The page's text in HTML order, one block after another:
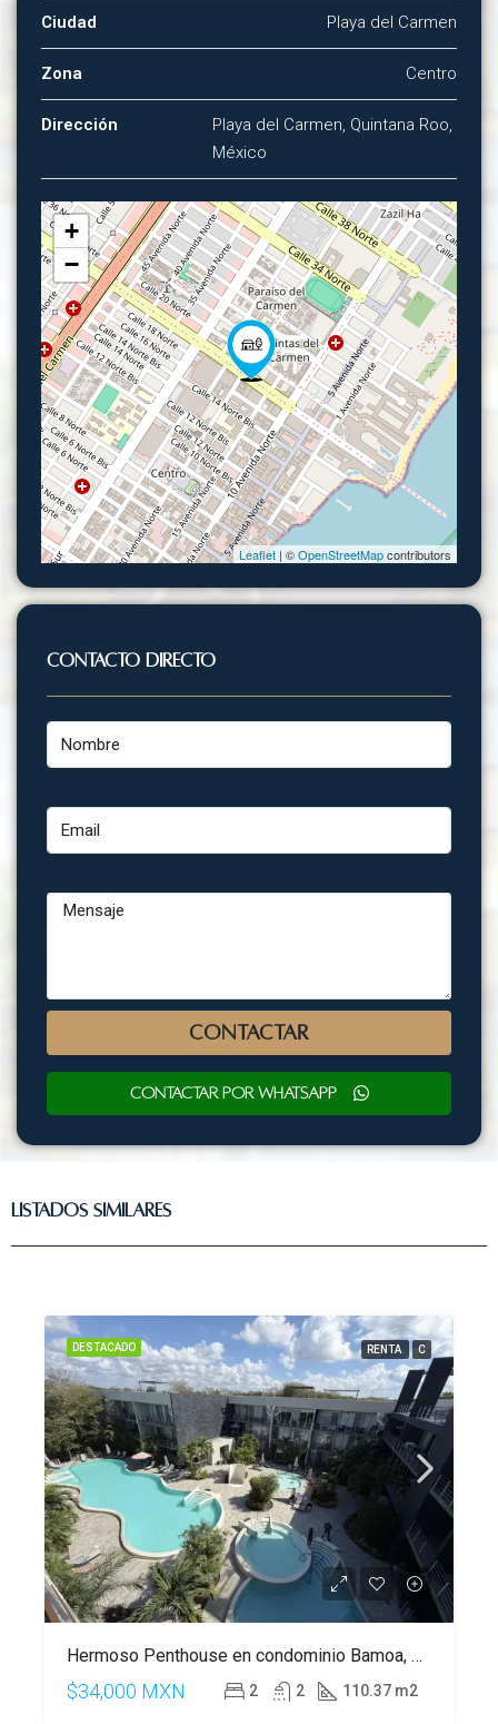
Ciudad Playa del Carmen
Zona Centro
Dirección
Playa del Carmen, Quintana Roo,
México
+
−
Leaflet | ©OpenStreetMapcontributors
Contacto Directo
CONTACTAR
Contactar por WhatsApp
Listados Similares
DESTACADO RENTA C
Hermoso Penthouse en condominio Bamoa, en Playacar, Playa del Carmen
$34,000 MXN 2 2 110.37 m2